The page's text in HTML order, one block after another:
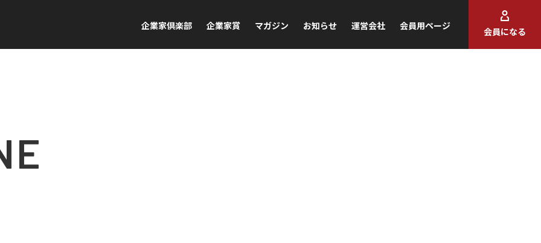
企業家倶楽部 企業家賞 マガジン お知らせ 運営会社 会員用ページ
会員になる